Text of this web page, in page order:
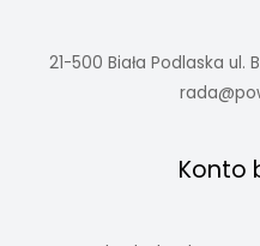
21-500 Biała Podlaska ul.
Konto